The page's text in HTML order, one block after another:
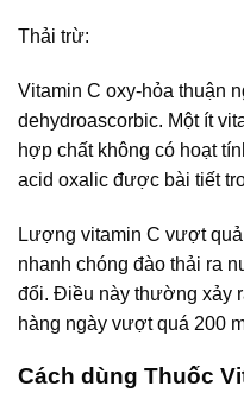
Thải trừ:
Vitamin C oxy-hỏa thuận
dehydroascorbic. Một ít
hợp chất không có hoạt
acid oxalic được bài tiết
Lượng vitamin C vượt
nhanh chóng đào thải ra
đổi. Điều này thường xảy
hàng ngày vượt quá 200
Cách dùng Thuốc